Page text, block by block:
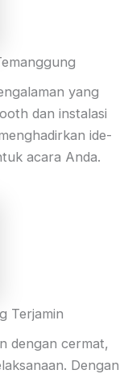
yang
dan instalasi
ide-
acara Anda.
Terjamin
dengan cermat,
Dengan